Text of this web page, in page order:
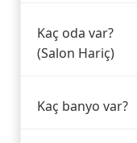
Kaç oda var?
(Salon Hariç)
Kaç banyo var?